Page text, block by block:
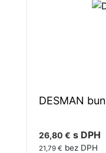
DESMAN
26,80 € s DPH
21,79 € bez DPH